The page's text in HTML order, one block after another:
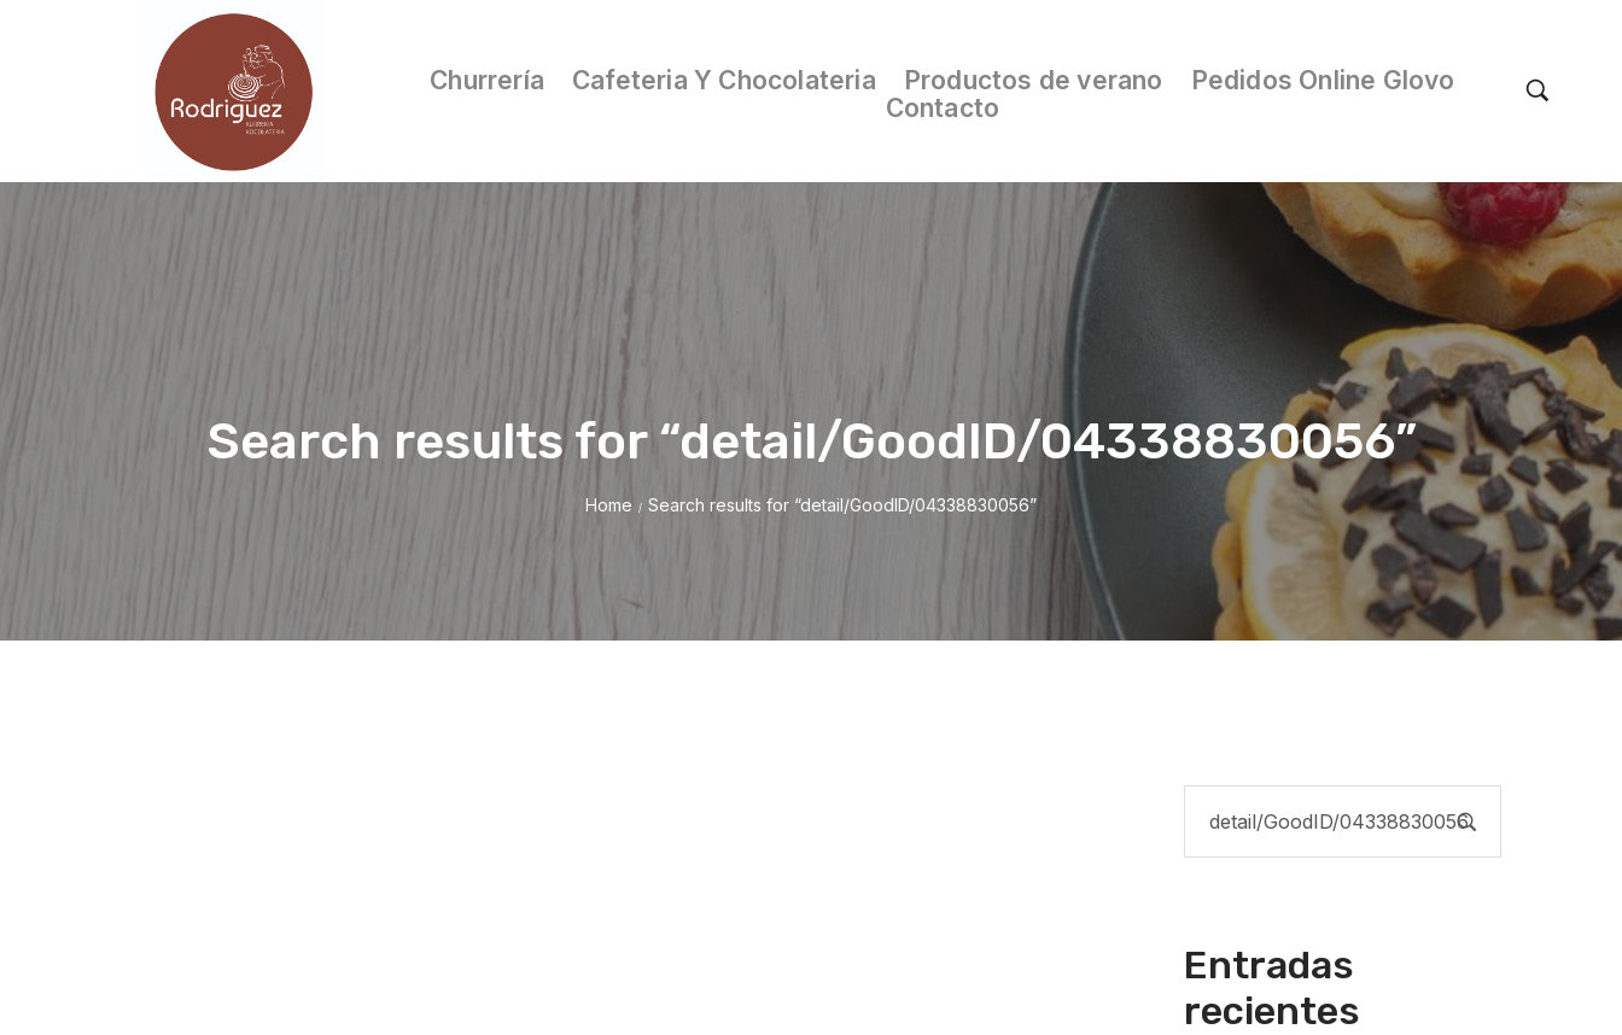
Churrería Cafeteria Y Chocolateria Productos de verano
Pedidos Online Glovo
Contacto
Search results for “detail/GoodID/04338830056”
Home / Search results for “detail/GoodID/04338830056”
Entradas
recientes